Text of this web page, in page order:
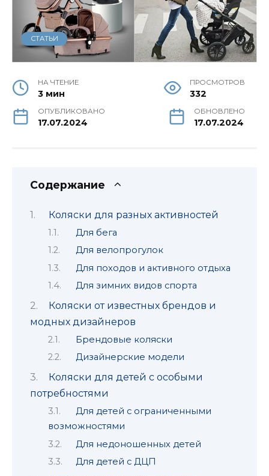
СТАТЬИ
НА ЧТЕНИЕ
3 мин
ПРОСМОТРОВ
332
ОПУБЛИКОВАНО
17.07.2024
ОБНОВЛЕНО
17.07.2024
Содержание
Коляски для разных активностей
Для бега
Для велопрогулок
Для походов и активного отдыха
Для зимних видов спорта
Коляски от известных брендов и
модных дизайнеров
Брендовые коляски
Дизайнерские модели
Коляски для детей с особыми
потребностями
Для детей с ограниченными
возможностями
Для недоношенных детей
Для детей с ДЦП